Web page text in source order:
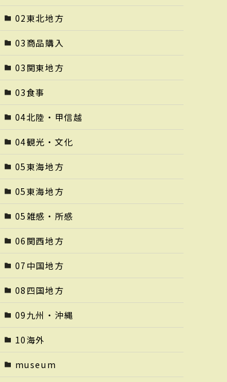
02東北地方
03商品購入
03関東地方
03食事
04北陸・甲信越
04観光・文化
05東海地方
05東海地方
05雑感・所感
06関西地方
07中国地方
08四国地方
09九州・沖縄
10海外
museum